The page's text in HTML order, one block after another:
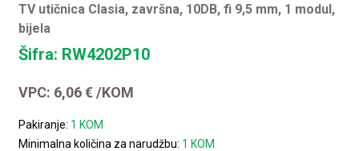
TV utičnica Clasia, završna, 10DB, fi 9,5 mm, 1 modul,
bijela
Šifra: RW4202P10
VPC: 6,06€ /KOM
Pakiranje: 1 KOM
Minimalna količina za narudžbu: 1 KOM